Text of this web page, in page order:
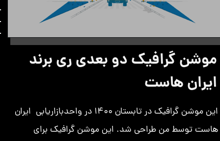
موشن گرافیک دو بعدی ری برند
ایران هاست
این موشن گرافیک در تابستان 1400 در واحدبازاریابی ایران
هاست توسط من طراحی شد. این موشن گرافیک برای